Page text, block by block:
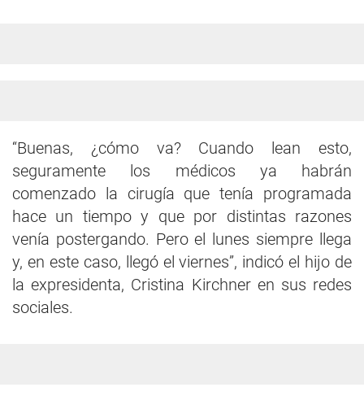
“Buenas, ¿cómo va? Cuando lean esto,
seguramente los médicos ya habrán
comenzado la cirugía que tenía programada
hace un tiempo y que por distintas razones
venía postergando. Pero el lunes siempre llega
y, en este caso, llegó el viernes”, indicó el hijo de
la expresidenta, Cristina Kirchner en sus redes
sociales.